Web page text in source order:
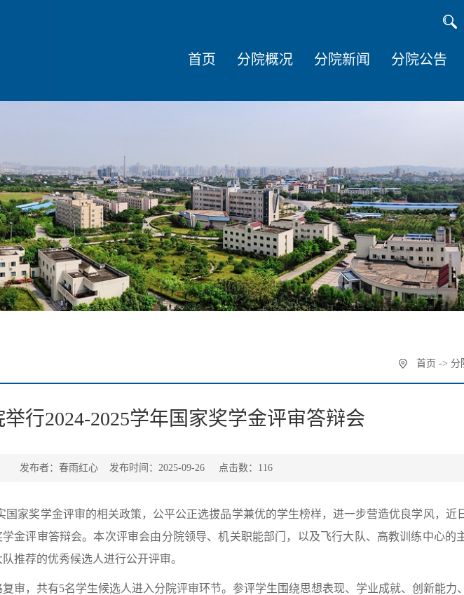
首页 分院概况 分院新闻 分院公告
首页 -> 分
行2024-2025学年国家奖学金评审答辩会
发布者：春雨红心 发布时间：2025-09-26 点击数： 116
国家奖学金评审的相关政策，公平公正选拔品学兼优的学生榜样，进一步营造优良学风，近
学金评审答辩会。本次评审会由分院领导、机关职能部门，以及飞行大队、高教训练中心的
推荐的优秀候选人进行公开评审。
审，共有5名学生候选人进入分院评审环节。参评学生围绕思想表现、学业成就、创新能力